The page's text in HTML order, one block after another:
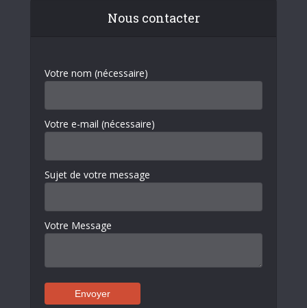
Nous contacter
Votre nom (nécessaire)
Votre e-mail (nécessaire)
Sujet de votre message
Votre Message